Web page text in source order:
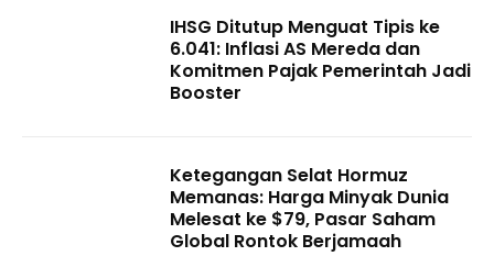
IHSG Ditutup Menguat Tipis ke
6.041: Inflasi AS Mereda dan
Komitmen Pajak Pemerintah Jadi
Booster
Ketegangan Selat Hormuz
Memanas: Harga Minyak Dunia
Melesat ke $79, Pasar Saham
Global Rontok Berjamaah